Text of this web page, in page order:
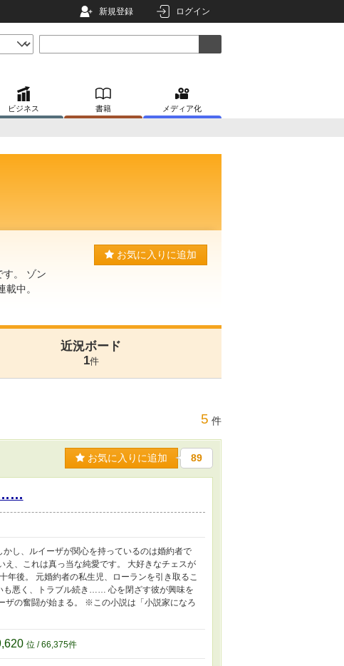
新規登録 ログイン
ビジネス 書籍 メディア化
す。 ゾン
中。
お気に入りに追加
近況ボード
1件
5 件
お気に入りに追加 89
……
し、ルイーザが関心を持っているのは婚約者で
、これは真っ当な純愛です。 大好きなチェスが
後。 元婚約者の私生児、ローランを引き取るこ
も悪く、トラブル続き…… 心を閉ざす彼が興味を
ザの奮闘が始まる。 ※この小説は「小説家になろ
位 / 66,375件